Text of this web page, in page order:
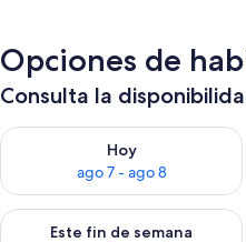
Opciones de
Consulta la
Hoy
ago 7 - ago 8
Consulta la disponibilidad
Este fin de semana
Consulta la disponibilidad